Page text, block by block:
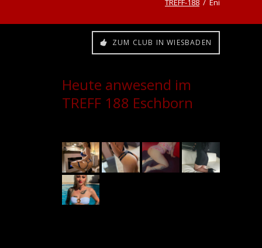
TREFF-188 Eni
ZUM CLUB IN WIESBADEN
Heute anwesend im
TREFF 188 Eschborn